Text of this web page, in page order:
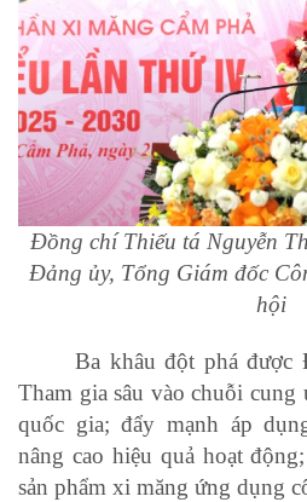
Đồng chí Thiếu tá Nguyễn
Đảng ủy, Tổng Giám đốc
hội
Ba khâu đột phá
Tham gia sâu vào chuỗi cung
quốc gia; đẩy mạnh áp
nâng cao hiệu quả hoạt
sản phẩm xi măng ứng dụng